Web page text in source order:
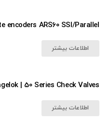
encoders ARS60 SSI/Parallel
اطلاعات بیشتر
| 50 Series Check Valves
اطلاعات بیشتر